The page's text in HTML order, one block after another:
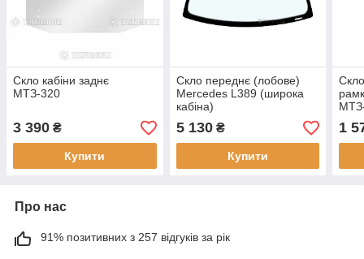
Скло кабіни заднє
МТЗ-320
3 390 ₴
Купити
Скло переднє (лобове)
Mercedes L389 (широка
кабіна)
5 130₴
Купити
1
Про нас
91% позитивних з 257 відгуків за рік